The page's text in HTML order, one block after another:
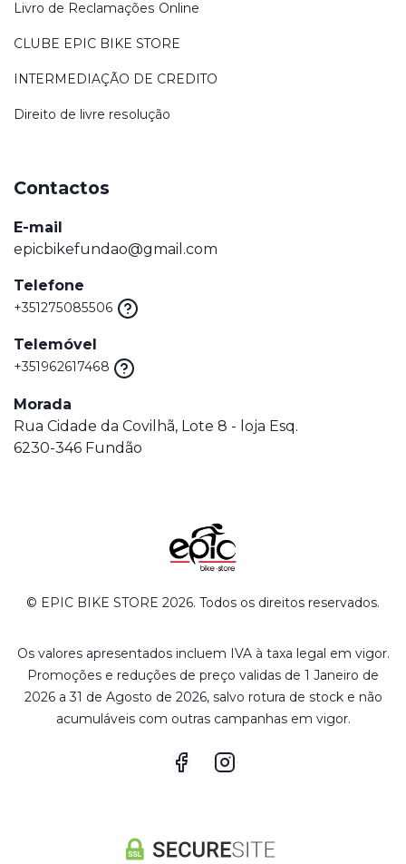
© EPIC BIKE STORE 2026. Todos os direitos reservados.
Os valores apresentados incluem IVA à taxa legal em vigor.
Promoções e reduções de preço validas de 1 Janeiro de
2026 a 31 de Agosto de 2026, salvo rotura de stock e não
acumuláveis com outras campanhas em vigor.
Livro de Reclamações Online
CLUBE EPIC BIKE STORE
INTERMEDIAÇÃO DE CREDITO
Direito de livre resolução
Contactos
E-mail
epicbikefundao@gmail.com
Telefone
+351275085506
Telemóvel
+351962617468
Morada
Rua Cidade da Covilhã, Lote 8 - loja Esq.
6230-346 Fundão